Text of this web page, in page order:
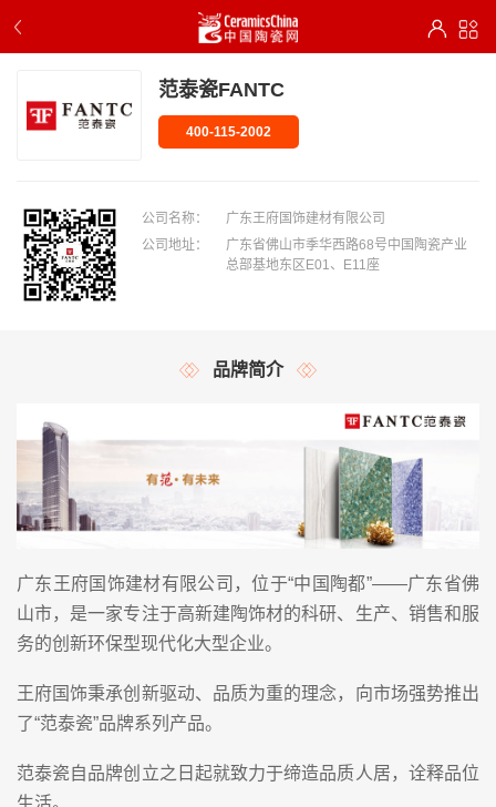
范泰瓷FANTC
400-115-2002
公司名称：
广东王府国饰建材有限公司
公司地址：
广东省佛山市季华西路68号中国陶瓷产业
总部基地东区E01、E11座
品牌简介
广东王府国饰建材有限公司，位于“中国陶都”——广东省佛
山市，是一家专注于高新建陶饰材的科研、生产、销售和服
务的创新环保型现代化大型企业。
王府国饰秉承创新驱动、品质为重的理念，向市场强势推出
了“范泰瓷”品牌系列产品。
范泰瓷自品牌创立之日起就致力于缔造品质人居，诠释品位
生活。